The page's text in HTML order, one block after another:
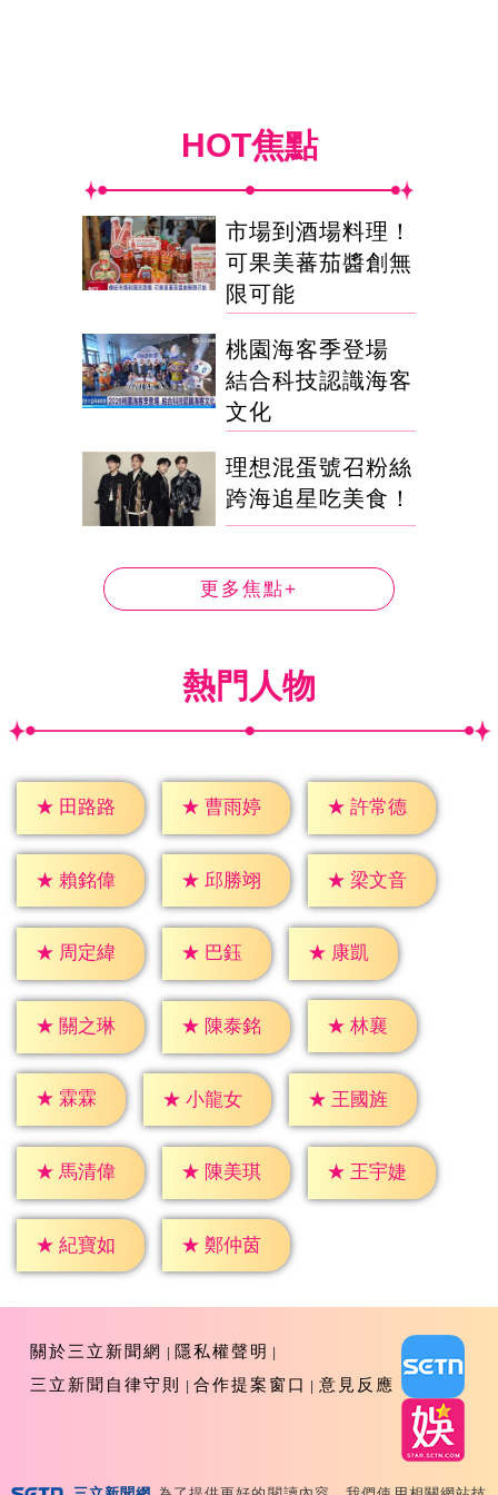
HOT焦點
市場到酒場料理！
可果美蕃茄醬創無
限可能
桃園海客季登場
結合科技認識海客
文化
理想混蛋號召粉絲
跨海追星吃美食！
更多焦點+
熱門人物
★ 田路路 ★ 曹雨婷 ★ 許常德
★ 賴銘偉 ★ 邱勝翊 ★ 梁文音
★ 周定緯 ★ 巴鈺 ★ 康凱
★ 關之琳 ★ 陳泰銘 ★ 林襄
★ 霖霖 ★ 小龍女 ★ 王國旌
★ 馬清偉 ★ 陳美琪 ★ 王宇婕
★ 紀寶如 ★ 鄭仲茵
關於三立新聞網
隱私權聲明
三立新聞自律守則
合作提案窗口 意見反應